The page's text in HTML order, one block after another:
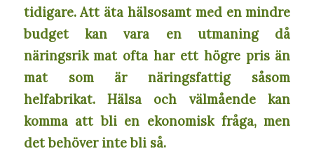
tidigare. Att äta hälsosamt med en mindre
budget kan vara en utmaning då
näringsrik mat ofta har ett högre pris än
mat som är näringsfattig såsom
helfabrikat. Hälsa och välmående kan
komma att bli en ekonomisk fråga, men
det behöver inte bli så.